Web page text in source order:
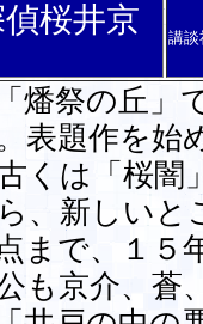
桜井京
講談
燔祭の丘」
表題作を始
くは「桜闇
、新しいと
まで、１５
も京介、蒼